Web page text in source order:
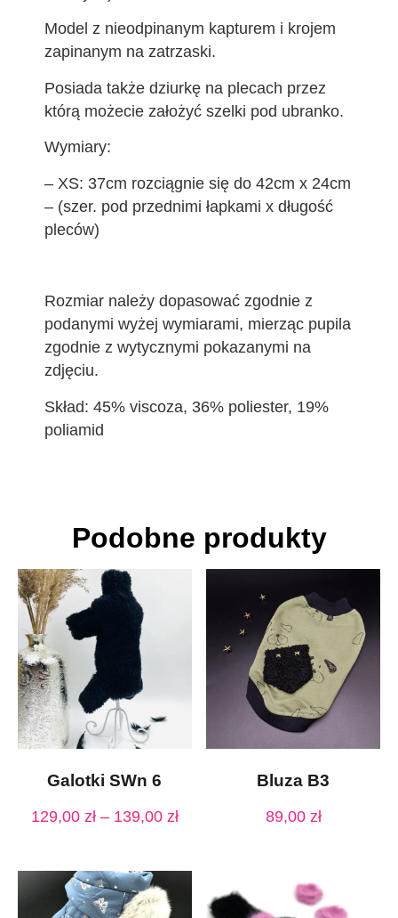
Model z nieodpinanym kapturem i krojem
zapinanym na zatrzaski.
Posiada także dziurkę na plecach przez
którą możecie założyć szelki pod ubranko.
Wymiary:
– XS: 37cm rozciągnie się do 42cm x 24cm
– (szer. pod przednimi łapkami x długość
pleców)
Rozmiar należy dopasować zgodnie z
podanymi wyżej wymiarami, mierząc pupila
zgodnie z wytycznymi pokazanymi na
zdjęciu.
Skład: 45% viscoza, 36% poliester, 19%
poliamid
Podobne produkty
Galotki SWn 6
129,00 zł – 139,00 zł
Bluza B3
89,00 zł